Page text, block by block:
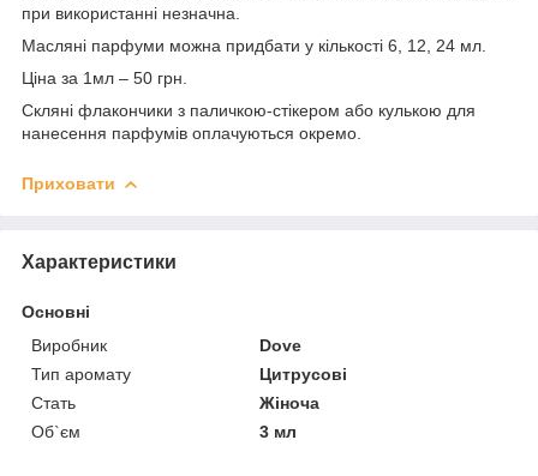
при використанні незначна.
Масляні парфуми можна придбати у кількості 6, 12, 24 мл.
Ціна за 1мл – 50 грн.
Скляні флакончики з паличкою-стікером або кулькою для
нанесення парфумів оплачуються окремо.
Приховати
Характеристики
Основні
Виробник
Dove
Тип аромату
Цитрусові
Стать
Жіноча
Об`єм
3 мл